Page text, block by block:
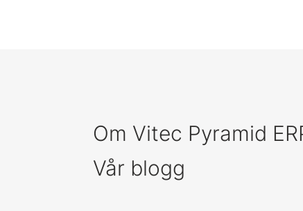
Om Vitec Pyramid
Vår blogg